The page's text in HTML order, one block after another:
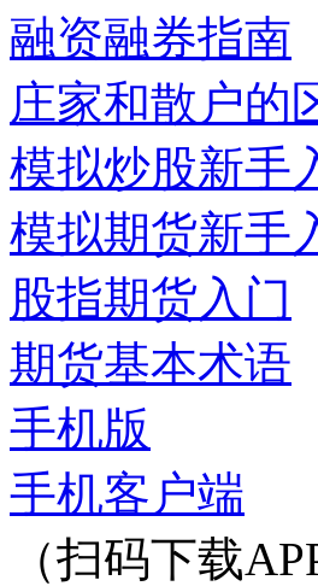
融资融券指南
庄家和散户的
模拟炒股新手
模拟期货新手
股指期货入门
期货基本术语
手机版
手机客户端
（扫码下载